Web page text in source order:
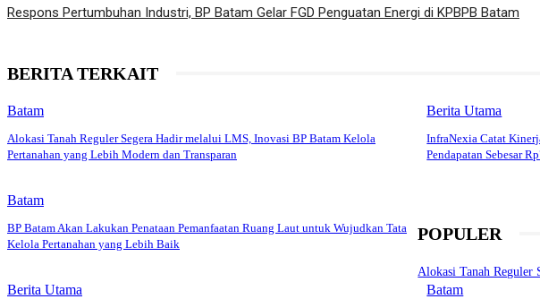
Respons Pertumbuhan Industri, BP Batam Gelar FGD Penguatan Energi di KPBPB Batam
BERITA TERKAIT
Batam
Alokasi Tanah Reguler Segera Hadir melalui LMS, Inovasi BP Batam Kelola
Pertanahan yang Lebih Modern dan Transparan
Berita Utama
InfraNexia Catat
Pendapatan Sebesar
Batam
BP Batam Akan Lakukan Penataan Pemanfaatan Ruang Laut untuk Wujudkan Tata
Kelola Pertanahan yang Lebih Baik
Berita Utama Batam
POPULER
Alokasi Tanah Reguler